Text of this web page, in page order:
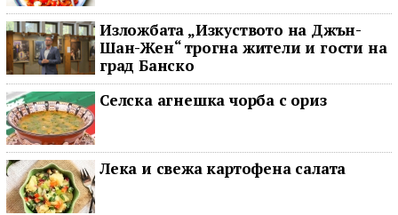
Изложбата „Изкуството на Джън-
Шан-Жен“ трогна жители и гости на
град Банско
Селска агнешка чорба с ориз
Лека и свежа картофена салата